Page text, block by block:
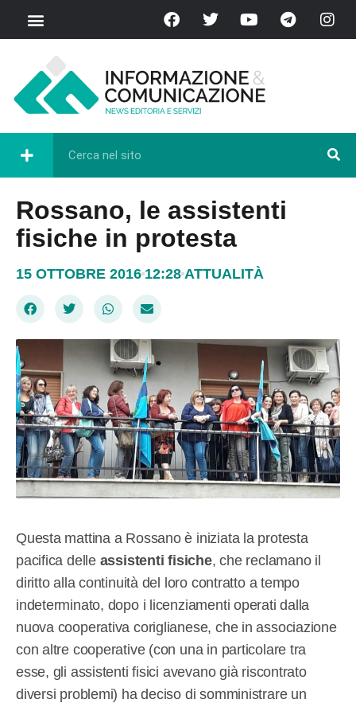
Rossano, le assistenti
fisiche in protesta
15 OTTOBRE 2016 12:28 ATTUALITÀ
Questa mattina a Rossano è iniziata la protesta
pacifica delle assistenti fisiche, che reclamano il
diritto alla continuità del loro contratto a tempo
indeterminato, dopo i licenziamenti operati dalla
nuova cooperativa coriglianese, che in associazione
con altre cooperative (con una in particolare tra
esse, gli assistenti fisici avevano già riscontrato
diversi problemi) ha deciso di somministrare un